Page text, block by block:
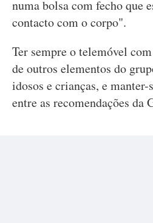
numa bolsa com fecho que
contacto com o corpo".
Ter sempre o telemóvel
de outros elementos do
idosos e crianças, e
entre as recomendações da